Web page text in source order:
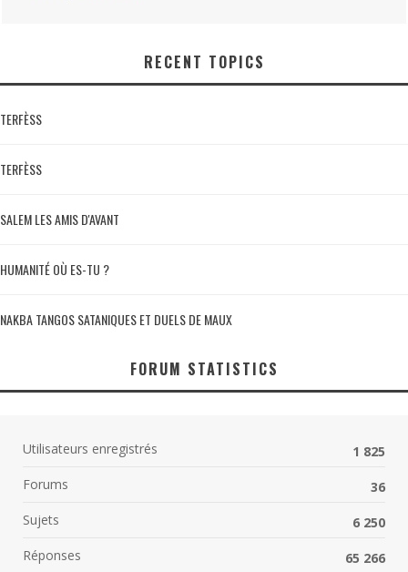
RECENT TOPICS
TERFÈSS
TERFÈSS
SALEM LES AMIS D'AVANT
HUMANITÉ OÙ ES-TU ?
NAKBA TANGOS SATANIQUES ET DUELS DE MAUX
FORUM STATISTICS
Utilisateurs enregistrés
1 825
Forums
36
Sujets
6 250
Réponses
65 266